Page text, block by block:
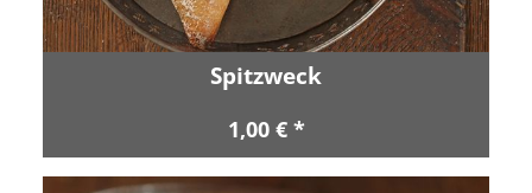
Spitzweck
1,00 € *